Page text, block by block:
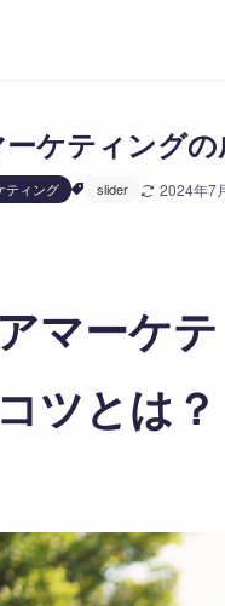
ケティング
ティング slider 2024年7
マーケ
ツとは？